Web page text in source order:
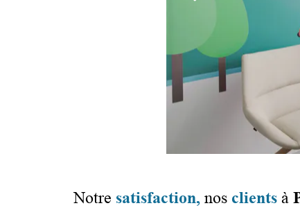
Notre satisfaction, nos clients à